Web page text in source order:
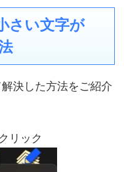
さい文字が
決した方法をご紹介
リック